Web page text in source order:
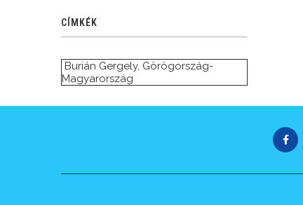
CÍMKÉK
Burián Gergely, Görögország-
Magyarország